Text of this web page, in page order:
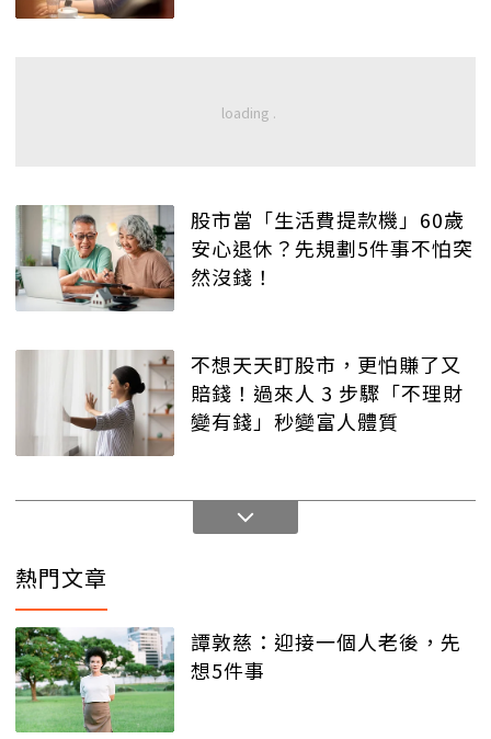
股市當「生活費提款機」60歲
安心退休？先規劃5件事不怕突
然沒錢！
不想天天盯股市，更怕賺了又
賠錢！過來人 3 步驟「不理財
變有錢」秒變富人體質
熱門文章
譚敦慈：迎接一個人老後，先
想5件事